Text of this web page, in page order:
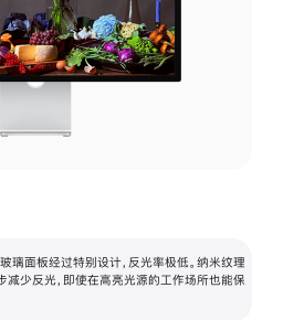
璃面板经过特别设计，反光率极低。纳米纹理
减少反光，即使在高亮光源的工作场所也能保